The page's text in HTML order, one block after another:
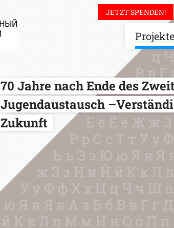
Projekte
JETZT SPENDEN!
70 Jahre nach Ende des
Jugendaustausch
Zukunft